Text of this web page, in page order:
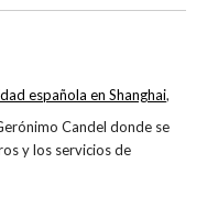
Candel donde se
y los servicios de
española en Shanghai,